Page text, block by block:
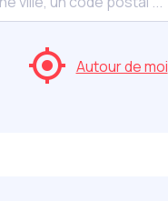
Autour de moi